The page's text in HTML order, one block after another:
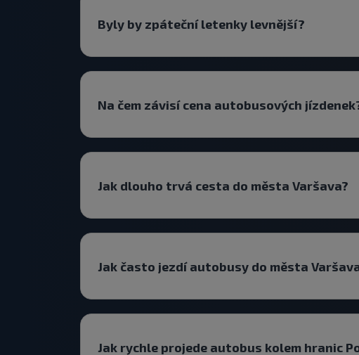
Byly by zpáteční letenky levnější?
Na čem závisí cena autobusových
Jak dlouho trvá cesta do města Varšava?
Jak často jezdí autobusy do města
Jak rychle projede autobus kolem hranic